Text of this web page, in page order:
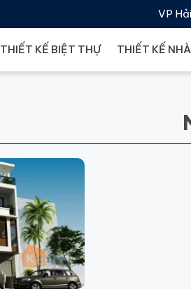
VP
THIẾT KẾ BIỆT THỰ THIẾT KẾ